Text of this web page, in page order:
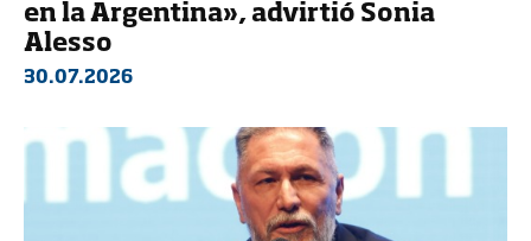
en la Argentina», advirtió Sonia
Alesso
30.07.2026